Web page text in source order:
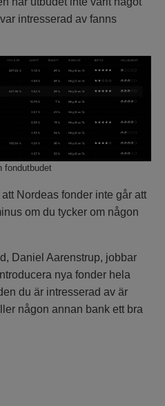
intresserad av fanns
fondutbudet
Nordeas fonder inte går att
om du tycker om någon
Daniel Aarenstrup, jobbar
nya fonder hela
du är intresserad av är
någon annan bank ett bra